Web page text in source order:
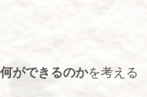
ができるのかを考える